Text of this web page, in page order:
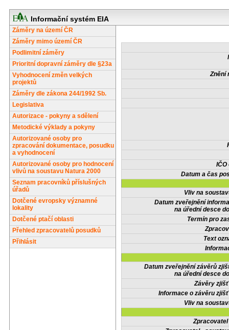
Informační systém EIA
Záměry na území ČR
Záměry mimo území ČR
Podlimitní záměry
Prioritní dopravní záměry dle §23a
Vyhodnocení změn velkých
projektů
Záměry dle zákona 244/1992 Sb.
Legislativa
Autorizace - pokyny a sdělení
Metodické výklady a pokyny
Autorizované osoby pro
zpracování dokumentace, posudku
a vyhodnocení
Autorizované osoby pro hodnocení
vlivů na soustavu Natura 2000
Seznam pracovníků příslušných
úřadů
Dotčené evropsky významné
lokality
Dotčené ptačí oblasti
Přehled zpracovatelů posudků
Přihlásit
Znění
IČO
Datum a čas
Vliv na
Datum zveřejnění
na úřední desce
Termín pro
Text
Datum zveřejnění závěrů
na úřední desce
Závěry
Informace o závěru
Vliv na